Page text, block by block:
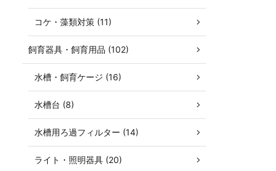
コケ・藻類対策 (11)
飼育器具・飼育用品 (102)
水槽・飼育ケージ (16)
水槽台 (8)
水槽用ろ過フィルター (14)
ライト・照明器具 (20)